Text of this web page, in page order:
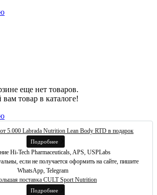
еще нет товаров.
товар в каталоге!
5.000 Labrada Nutrition Lean Body RTD в подарок
Подробнее
Hi-Tech Pharmaceuticals, APS, USPLabs
если не получается оформить на сайте, пишите
WhatsApp, Telegram
поставка CULT Sport Nutrition
Подробнее